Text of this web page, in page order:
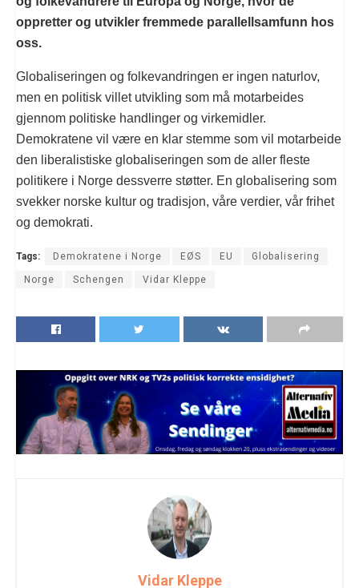
oppretter og utvikler fremmede parallellsamfunn hos
oss.
Globaliseringen og folkevandringen er ingen naturlov,
men en politisk villet utvikling som må motarbeides
gjennom politiske handlinger og virkemidler.
Demokratene vil være en klar stemme som vil motarbeide
den liberalistiske globaliseringen som de aller fleste
politikere i Norge dessverre støtter. En globalisering som
svekker norske kultur og tradisjon, våre verdier, vår frihet
og demokrati.
Tags: Demokratene i Norge EØS EU Globalisering
Norge Schengen Vidar Kleppe
Vidar Kleppe